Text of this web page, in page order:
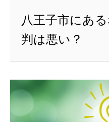
八王子市にあ
判は悪い？